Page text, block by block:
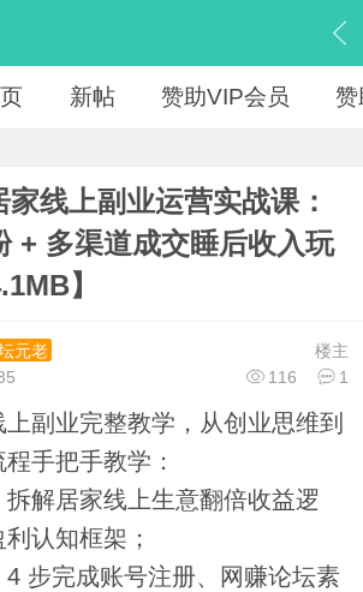
源杂烩』 › 内容
新帖 赞助VIP会员 赞
线上副业运营实战课：
+ 多渠道成交睡后收入玩
】
楼主
元老
116
1
副业完整教学，从创业思维到
手把手教学：
解居家线上生意翻倍收益逻
认知框架；
步完成账号注册、网赚论坛素